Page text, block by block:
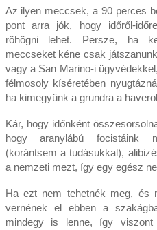
Az ilyen meccsek, a 90 perces
pont arra jók, hogy időről-
röhögni lehet. Persze, ha
meccseket kéne csak
vagy a San Marino-i
félmosoly kíséretében
ha kimegyünk a grundra a
Kár, hogy időnként
hogy aranylábú focistáink
(korántsem a tudásukkal),
a nemzeti mezt, így egy egész
Ha ezt nem tehetnék meg, és
vernének el ebben a
mindegy is lenne, így